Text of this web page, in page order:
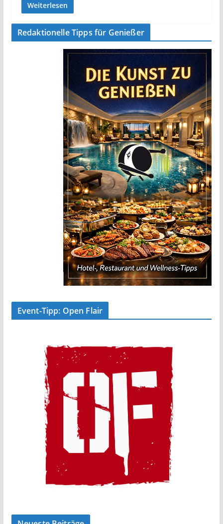
Weiterlesen
Redaktionelle Tipps für Genießer
Event-Tipp: Open Flair